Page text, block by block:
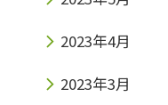
2023年4月
2023年3月